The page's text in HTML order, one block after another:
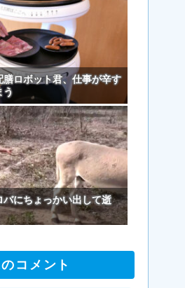
ロボット君、仕事が辛す
う
にちょっかい出して逝
コメント